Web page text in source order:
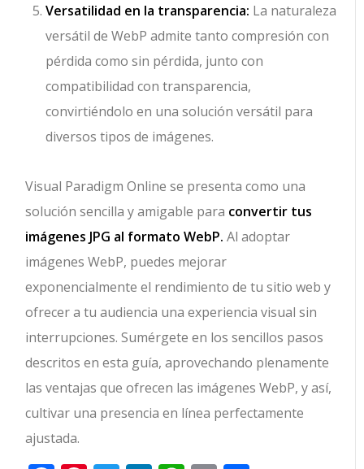
Versatilidad en la transparencia: La naturaleza
versátil de WebP admite tanto compresión con
pérdida como sin pérdida, junto con
compatibilidad con transparencia,
convirtiéndolo en una solución versátil para
diversos tipos de imágenes.
Visual Paradigm Online se presenta como una
solución sencilla y amigable para convertir tus
imágenes JPG al formato WebP. Al adoptar
imágenes WebP, puedes mejorar
exponencialmente el rendimiento de tu sitio web y
ofrecer a tu audiencia una experiencia visual sin
interrupciones. Sumérgete en los sencillos pasos
descritos en esta guía, aprovechando plenamente
las ventajas que ofrecen las imágenes WebP, y así,
cultivar una presencia en línea perfectamente
ajustada.